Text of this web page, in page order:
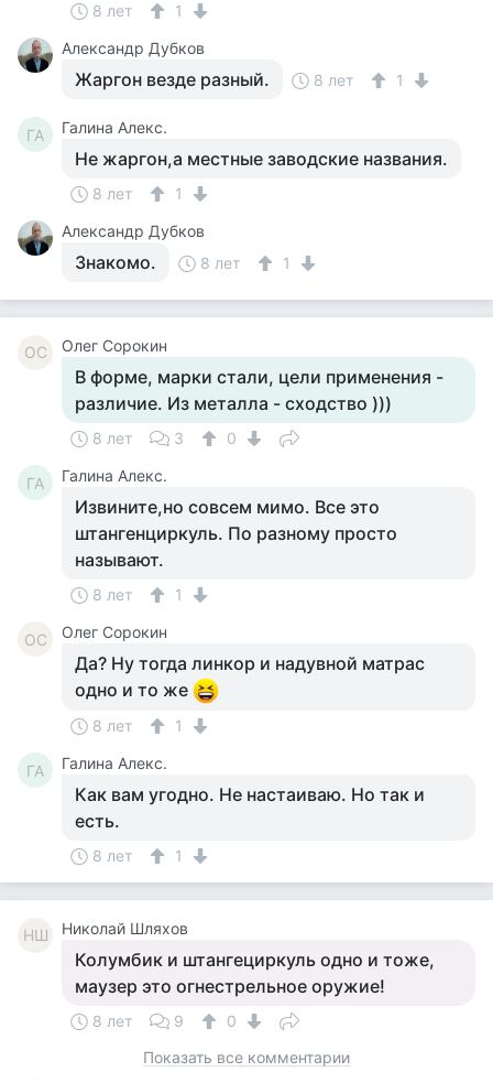
8 лет
1
Александр Дубков
Жаргон везде разный. 8 лет 1
ГА Галина Алекс.
Не жаргон,а местные заводские названия.
8 лет
1
Александр Дубков
Знакомо. 8 лет 1
ОС Олег Сорокин
В форме, марки стали, цели применения -
различие. Из металла - сходство )))
8 лет 3 0
ГА Галина Алекс.
Извините,но совсем мимо. Все это
штангенциркуль. По разному просто
называют.
8 лет 1
ОС Олег Сорокин
Да? Ну тогда линкор и надувной матрас
одно и то же
8 лет 1
ГА Галина Алекс.
Как вам угодно. Не настаиваю. Но так и
есть.
8 лет 1
НШ Николай Шляхов
Колумбик и штангециркуль одно и тоже,
маузер это огнестрельное оружие!
8 лет 9
0
Показать все комментарии